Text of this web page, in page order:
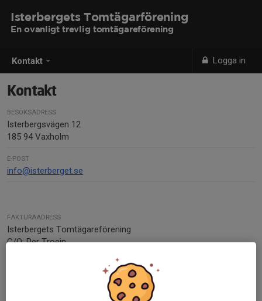
Kontakt Logga in
Isterbergets Tomtägarförening
En ovanligt trevlig tomtägareförening
Kontakt
BESÖKSADRESS
Isterbergsvägen 12
185 94 Vaxholm
E-POST
info@isterberget.se
FAKTURAADRESS
Isterbergets Tomtägareförening
C/O: Per Troein